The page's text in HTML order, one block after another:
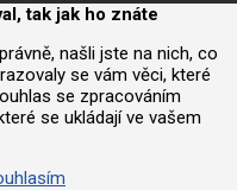
tak jak ho znáte
našli jste na nich, co
se vám věci, které
se zpracováním
se ukládají ve vašem